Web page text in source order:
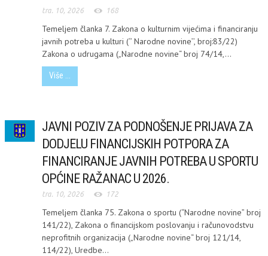
tra. 10, 2026 168
Temeljem članka 7. Zakona o kulturnim vijećima i financiranju
javnih potreba u kulturi (‘’ Narodne novine’’, broj:83/22)
Zakona o udrugama („Narodne novine“ broj 74/14,...
Više ...
JAVNI POZIV ZA PODNOŠENJE PRIJAVA ZA
DODJELU FINANCIJSKIH POTPORA ZA
FINANCIRANJE JAVNIH POTREBA U SPORTU
OPĆINE RAŽANAC U 2026.
tra. 10, 2026 172
Temeljem članka 75. Zakona o sportu (“Narodne novine” broj
141/22), Zakona o financijskom poslovanju i računovodstvu
neprofitnih organizacija („Narodne novine“ broj 121/14,
114/22), Uredbe...